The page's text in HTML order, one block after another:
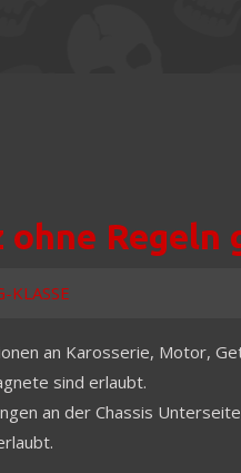
ohne Regeln
KLASSE
an Karosserie, Motor,
sind erlaubt.
an der Chassis